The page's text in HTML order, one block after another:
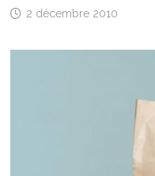
2 décembre 2010